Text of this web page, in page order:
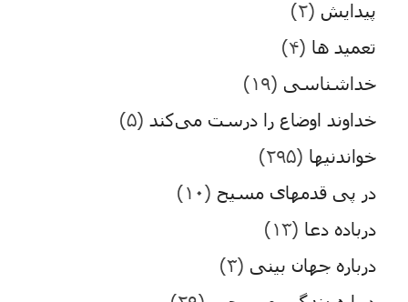
پیدایش (۲)
تعمید ها (۴)
خداشناسی (۱۹)
خداوند اوضاع را درست می‌کند (۵)
خواندنیها (۲۹۵)
در پی قدمهای مسیح (۱۰)
درباده دعا (۱۳)
درباره جهان بینی (۳)